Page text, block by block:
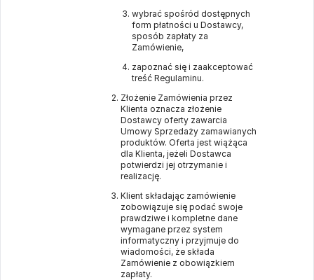
wybrać spośród dostępnych
form płatności u Dostawcy,
sposób zapłaty za
Zamówienie,
zapoznać się i zaakceptować
treść Regulaminu.
Złożenie Zamówienia przez
Klienta oznacza złożenie
Dostawcy oferty zawarcia
Umowy Sprzedaży zamawianych
produktów. Oferta jest wiążąca
dla Klienta, jeżeli Dostawca
potwierdzi jej otrzymanie i
realizację.
Klient składając zamówienie
zobowiązuje się podać swoje
prawdziwe i kompletne dane
wymagane przez system
informatyczny i przyjmuje do
wiadomości, że składa
Zamówienie z obowiązkiem
zapłaty.